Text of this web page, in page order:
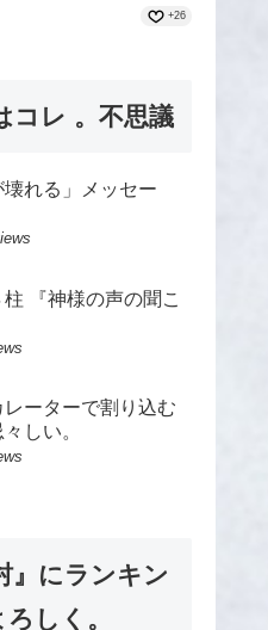
+26
コレ 。不思議
壊れる」メッセー
『神様の声の聞こ
レーターで割り込む
しい。
』にランキン
しく。